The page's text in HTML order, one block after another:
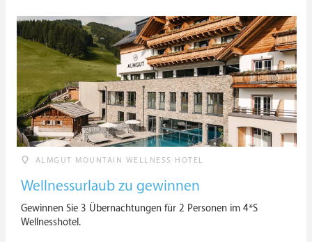
ALMGUT MOUNTAIN WELLNESS HOTEL
Wellnessurlaub zu gewinnen
Gewinnen Sie 3 Übernachtungen für 2 Personen im 4*S
Wellnesshotel.